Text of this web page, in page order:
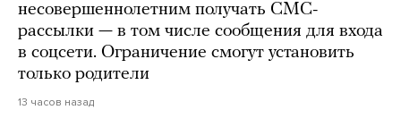
несовершеннолетним получать СМС-
рассылки — в том числе сообщения для входа
в соцсети. Ограничение смогут установить
только родители
13 часов назад